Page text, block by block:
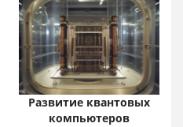
Развитие квантовых
компьютеров